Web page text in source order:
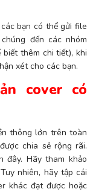
bạn có thể gửi file
đến các nhóm
thêm chi tiết), khi
xét cho các bạn.
cover có
thông lớn trên toàn
chia sẻ rộng rãi.
đây. Hãy tham khảo
nhiên, hãy tập cái
khác đạt được hoặc